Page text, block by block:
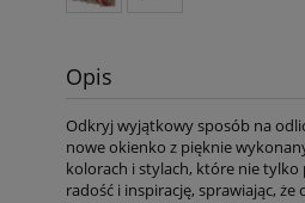
Opis
Odkryj wyjątkowy sposób na
nowe okienko z pięknie
kolorach i stylach, które nie tylko
radość i inspirację, sprawiając, że